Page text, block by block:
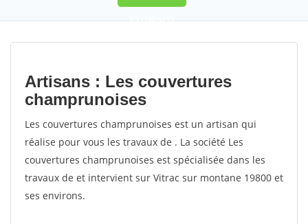
9,5(100%)73
votes
Artisans : Les couvertures
champrunoises
Les couvertures champrunoises est un artisan qui
réalise pour vous les travaux de . La société Les
couvertures champrunoises est spécialisée dans les
travaux de et intervient sur Vitrac sur montane 19800 et
ses environs.